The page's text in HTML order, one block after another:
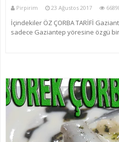
Pirpirim 23 Ağustos 2017
İçindekiler ÖZ ÇORBA TARİFİ
sadece Gaziantep yöresine özgü